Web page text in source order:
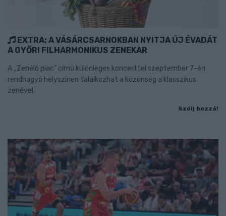
EXTRA: A VÁSÁRCSARNOKBAN NYITJA ÚJ ÉVADÁT
A GYŐRI FILHARMONIKUS ZENEKAR
A „Zenélő piac” című különleges koncerttel szeptember 7-én
rendhagyó helyszínen találkozhat a közönség a klasszikus
zenével.
Szólj hozzá!